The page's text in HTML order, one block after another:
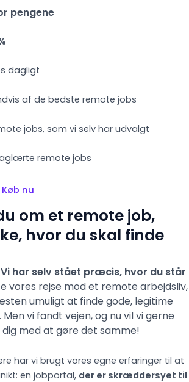
pengene
dagligt
af de bedste remote jobs
jobs, som vi selv har udvalgt
remote jobs
Køb nu
om et remote job,
hvor du skal finde
Vi har selv stået præcis, hvor du står
vores rejse mod et remote arbejdsliv,
umuligt at finde gode, legitime
vi fandt vejen,og nu vil vi gerne
med at gøre det samme!
har vi brugt vores egne erfaringer til at
en jobportal, der er skræddersyet til